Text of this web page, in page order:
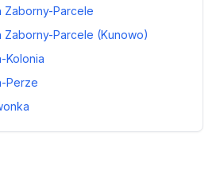
Zaborny-Parcele
Parcele (Kunowo)
Kolonia
Perze